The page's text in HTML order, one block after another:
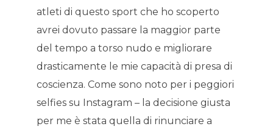
atleti di questo sport che ho scoperto
avrei dovuto passare la maggior parte
del tempo a torso nudo e migliorare
drasticamente le mie capacità di presa di
coscienza. Come sono noto per i peggiori
selfies su Instagram – la decisione giusta
per me è stata quella di rinunciare a